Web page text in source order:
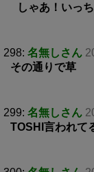
しゃあ！いっ
298: 名無しさん
その通りで草
299: 名無しさん
TOSHI言われて